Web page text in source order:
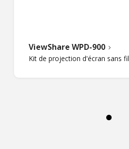
ViewShare WPD-900
Kit de projection d'écran sans fil